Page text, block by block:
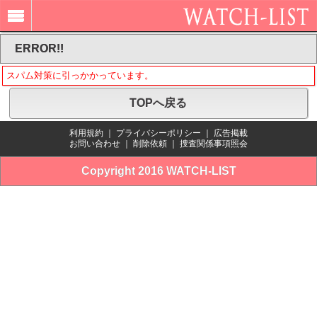
ERROR!!
スパム対策に引っかかっています。
TOPへ戻る
利用規約 プライバシーポリシー
広告掲載
お問い合わせ
削除依頼 捜査関係事項照会
Copyright 2016 WATCH-LIST